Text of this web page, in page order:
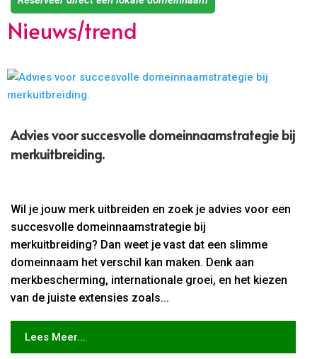
Nieuws/trend
Advies voor succesvolle domeinnaamstrategie bij
merkuitbreiding.​
Wil je jouw merk uitbreiden en zoek je advies voor een
succesvolle domeinnaamstrategie bij
merkuitbreiding? Dan weet je vast dat een slimme
domeinnaam het verschil kan maken. Denk aan
merkbescherming, internationale groei, en het kiezen
van de juiste extensies zoals...
Lees Meer...